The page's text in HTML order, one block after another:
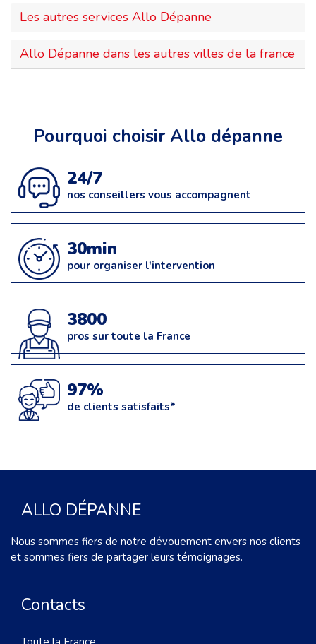
Les autres services Allo Dépanne
Allo Dépanne dans les autres villes de la france
Pourquoi choisir Allo dépanne
24/7
nos conseillers vous accompagnent
30min
pour organiser l'intervention
3800
pros sur toute la France
97%
de clients satisfaits*
ALLO DÉPANNE
Nous sommes fiers de notre dévouement envers nos clients
et sommes fiers de partager leurs témoignages.
Contacts